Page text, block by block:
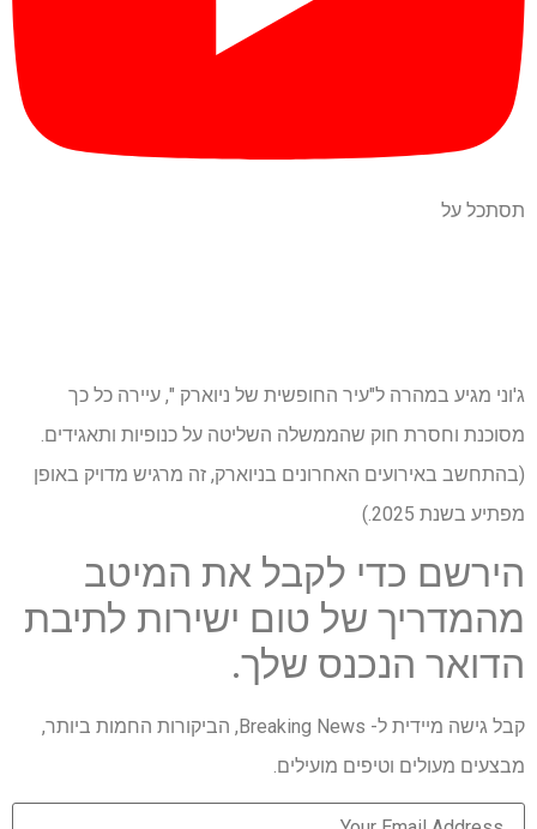
תסתכל על
ג'וני מגיע במהרה ל"עיר החופשית של ניוארק ", עיירה כל כך
מסוכנת וחסרת חוק שהממשלה השליטה על כנופיות ותאגידים.
(בהתחשב באירועים האחרונים בניוארק, זה מרגיש מדויק באופן
מפתיע בשנת 2025.)
הירשם כדי לקבל את המיטב
מהמדריך של טום ישירות לתיבת
הדואר הנכנס שלך.
קבל גישה מיידית ל- Breaking News, הביקורות החמות ביותר,
מבצעים מעולים וטיפים מועילים.